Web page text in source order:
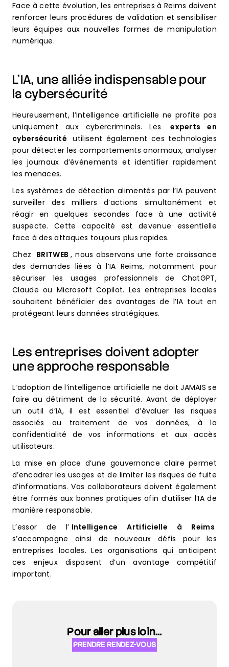
Face à cette évolution, les entreprises à Reims doivent
renforcer leurs procédures de validation et sensibiliser
leurs équipes aux nouvelles formes de manipulation
numérique.
L’IA, une alliée indispensable pour
la cybersécurité
Heureusement, l’intelligence artificielle ne profite pas
uniquement aux cybercriminels. Les
experts en
cybersécurité utilisent également ces technologies
pour détecter les comportements anormaux, analyser
les journaux d’événements et identifier rapidement
les menaces.
Les systèmes de détection alimentés par l’IA peuvent
surveiller des milliers d’actions simultanément et
réagir en quelques secondes face à une activité
suspecte. Cette capacité est devenue essentielle
face à des attaques toujours plus rapides.
Chez BRITWEB , nous observons une forte croissance
des demandes liées à l’IA Reims, notamment pour
sécuriser les usages professionnels de ChatGPT,
Claude ou Microsoft Copilot. Les entreprises locales
souhaitent bénéficier des avantages de l’IA tout en
protégeant leurs données stratégiques.
Les entreprises doivent adopter
une approche responsable
L’adoption de l’intelligence artificielle ne doit JAMAIS se
faire au détriment de la sécurité. Avant de déployer
un outil d’IA, il est essentiel d’évaluer les risques
associés au traitement de vos données, à la
confidentialité de vos informations et aux accès
utilisateurs.
La mise en place d’une gouvernance claire permet
d’encadrer les usages et de limiter les risques de fuite
d’informations. Vos collaborateurs doivent également
être formés aux bonnes pratiques afin d’utiliser l’IA de
manière responsable.
L’essor de l’ Intelligence Artificielle à Reims
s’accompagne ainsi de nouveaux défis pour les
entreprises locales. Les organisations qui anticipent
ces enjeux disposent d’un avantage compétitif
important.
Pour aller plus loin…
PRENDRE RENDEZ-VOUS